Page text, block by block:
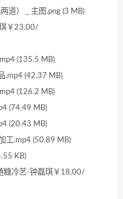
道） _ 主图.png (3 MB)
￥23.00/
(135.5 MB)
.mp4 (42.37 MB)
(126.2 MB)
(74.49 MB)
(20.43 MB)
工.mp4 (50.89 MB)
KB)
糖冷艺-钟磊琪￥18.00/